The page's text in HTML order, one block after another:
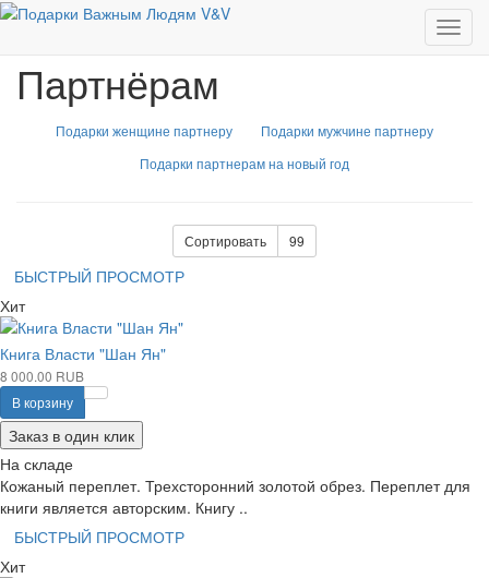
Партнёрам
Партнёрам
Подарки женщине партнеру
Подарки мужчине партнеру
Подарки партнерам на новый год
Сортировать 99
БЫСТРЫЙ ПРОСМОТР
Хит
Книга Власти "Шан Ян"
8 000.00 RUB
В корзину
Заказ в один клик
На складе
Кожаный переплет. Трехсторонний золотой обрез. Переплет для
книги является авторским. Книгу ..
БЫСТРЫЙ ПРОСМОТР
Хит